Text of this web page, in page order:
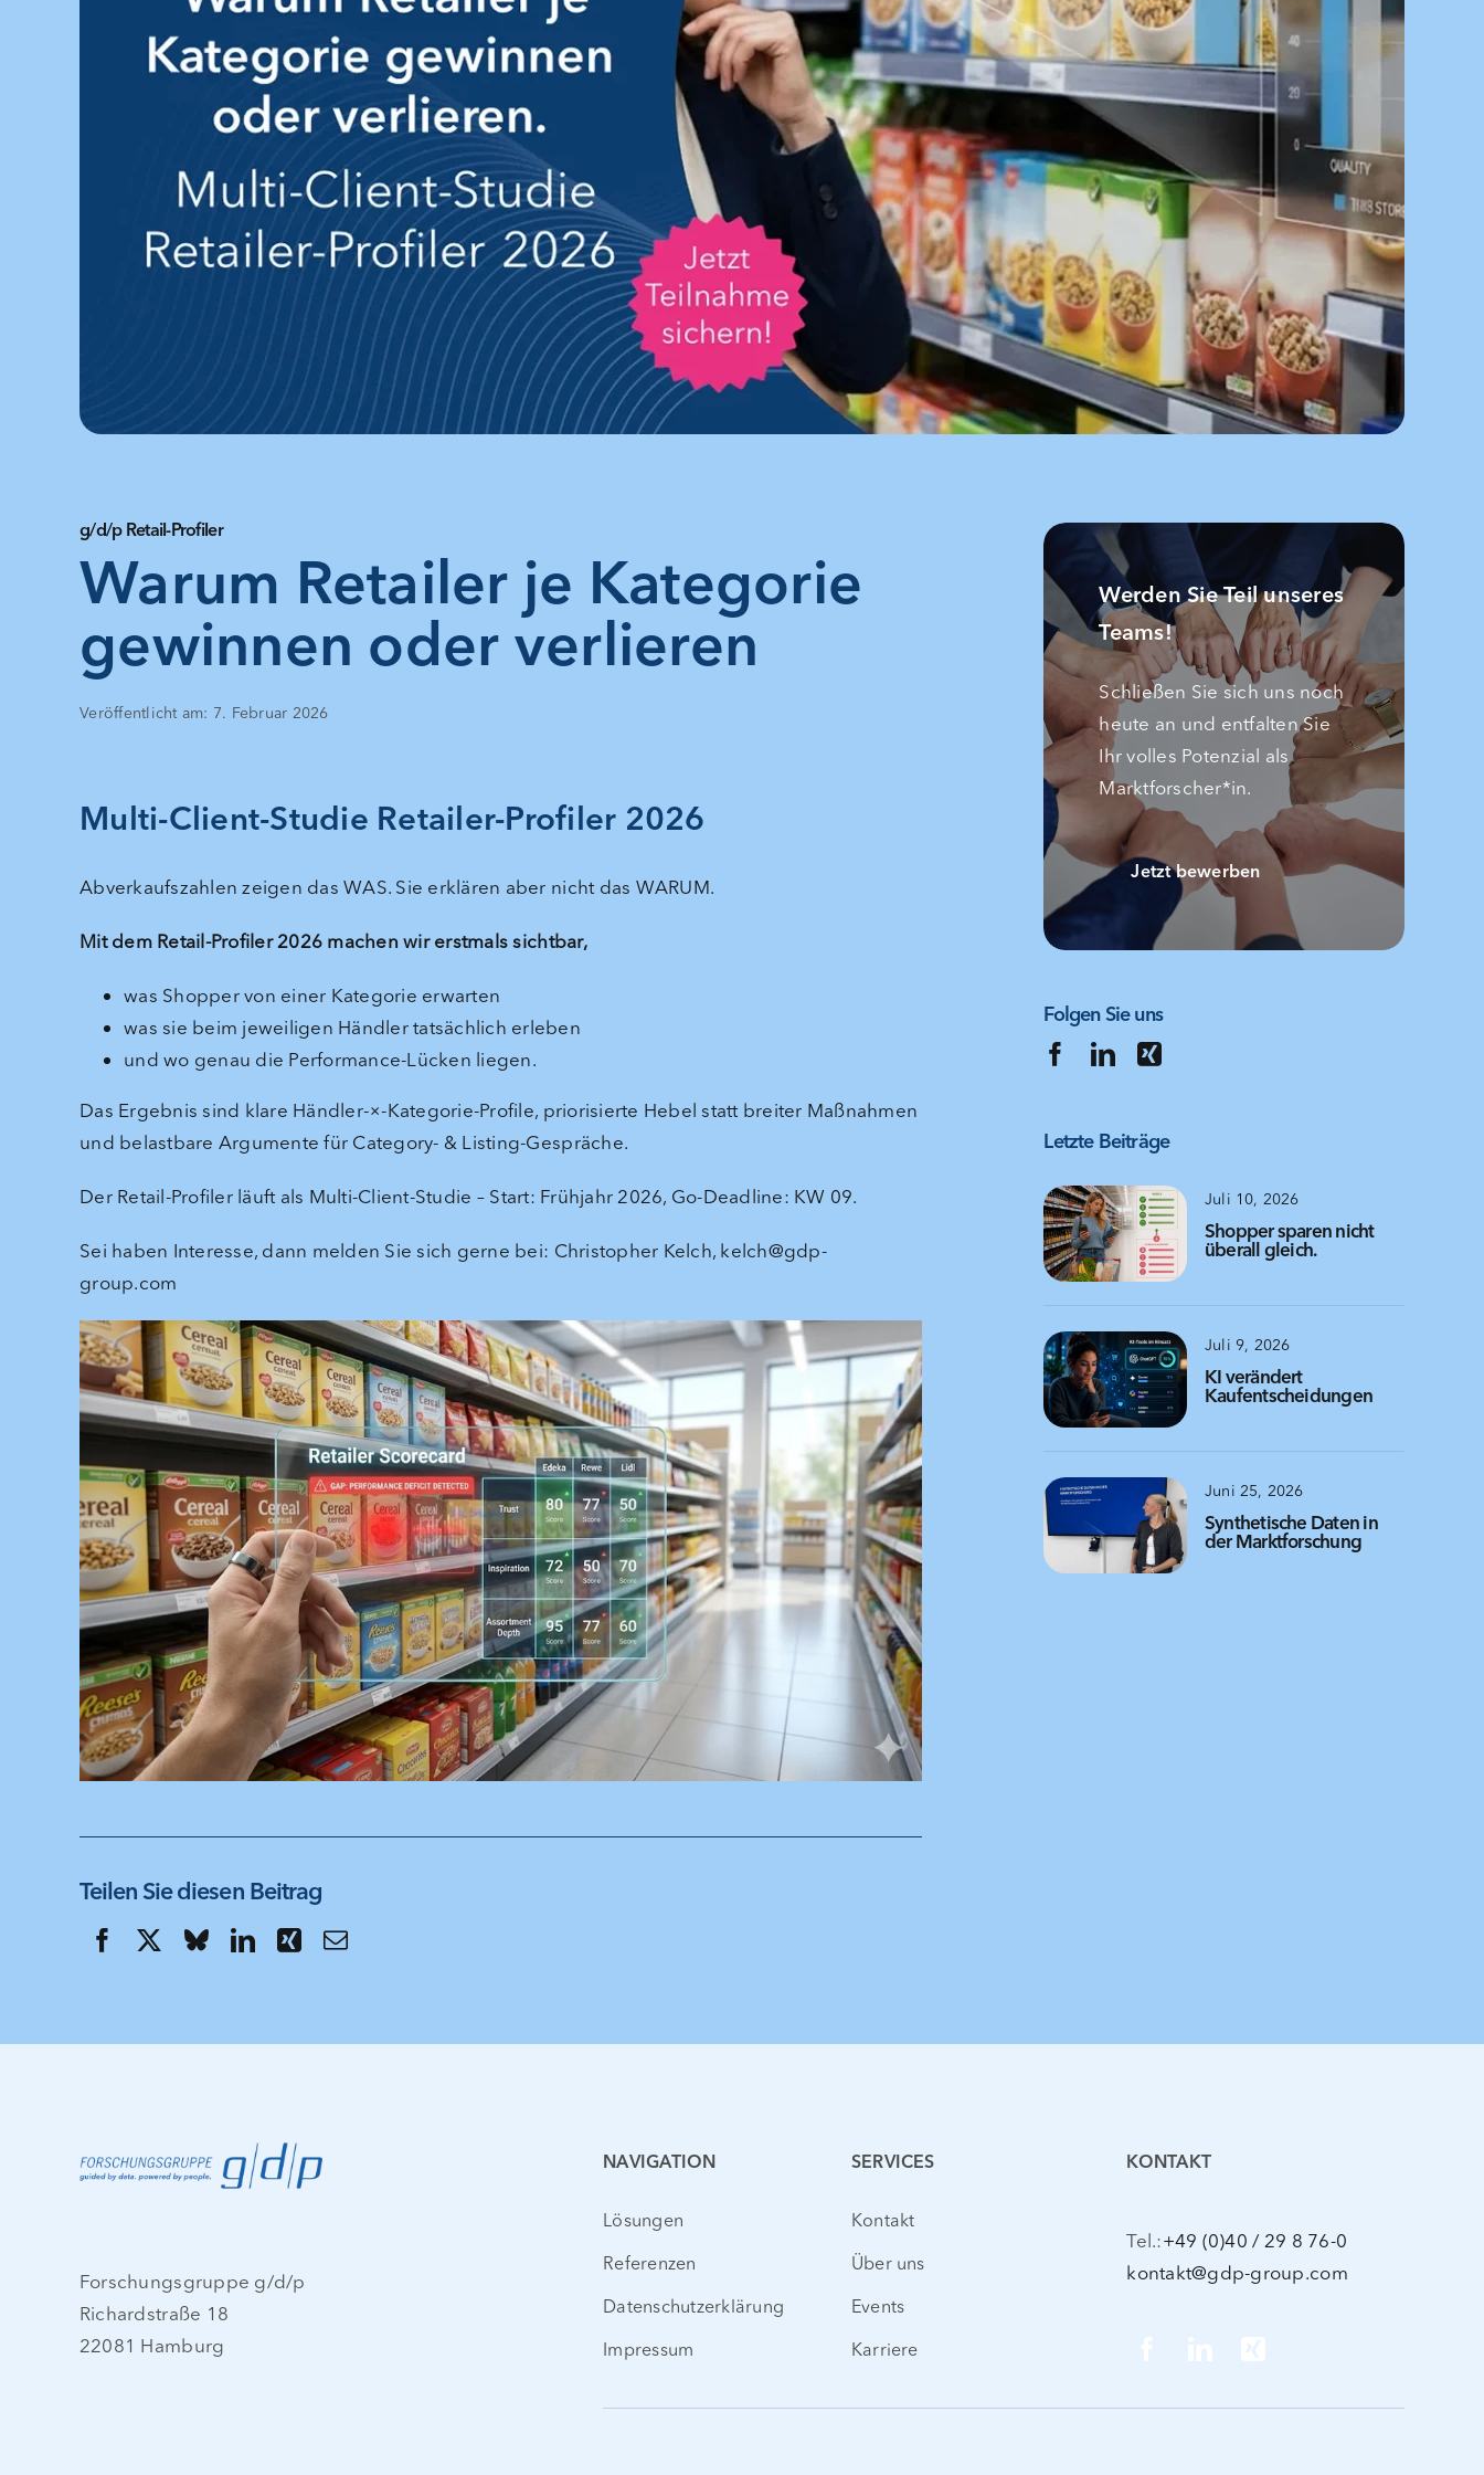
g/d/p Retail-Profiler
Warum Retailer je Kategorie
gewinnen oder verlieren
Veröffentlicht am: 7. Februar 2026
Multi-Client-Studie Retailer-Profiler 2026
Abverkaufszahlen zeigen das WAS. Sie erklären aber nicht das WARUM.
Mit dem Retail-Profiler 2026 machen wir erstmals sichtbar,
was Shopper von einer Kategorie erwarten
was sie beim jeweiligen Händler tatsächlich erleben
und wo genau die Performance-Lücken liegen.
Das Ergebnis sind klare Händler-×-Kategorie-Profile, priorisierte Hebel statt breiter Maßnahmen
und belastbare Argumente für Category- & Listing-Gespräche.
Der Retail-Profiler läuft als Multi-Client-Studie – Start: Frühjahr 2026, Go-Deadline: KW 09.
Sei haben Interesse, dann melden Sie sich gerne bei: Christopher Kelch, kelch@gdp-
group.com
Teilen Sie diesen Beitrag
Werden Sie Teil unseres
Teams!
Schließen Sie sich uns noch
heute an und entfalten Sie
Ihr volles Potenzial als
Marktforscher*in.
Jetzt bewerben
Folgen Sie uns
Letzte Beiträge
Juli 10, 2026
Shopper sparen nicht
überall gleich.
Juli 9, 2026
KI verändert
Kaufentscheidungen
Juni 25, 2026
Synthetische Daten in
der Marktforschung
Forschungsgruppe g/d/p
Richardstraße 18
22081 Hamburg
NAVIGATION
Lösungen
Referenzen
Datenschutzerklärung
Impressum
SERVICES
Kontakt
Über uns
Events
Karriere
KONTAKT
Tel.:+49 (0)40 / 29 8 76-0
kontakt@gdp-group.com